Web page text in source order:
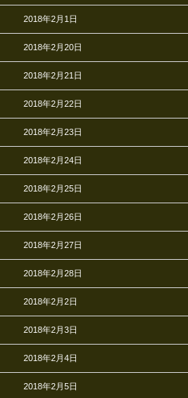
2018年2月1日
2018年2月20日
2018年2月21日
2018年2月22日
2018年2月23日
2018年2月24日
2018年2月25日
2018年2月26日
2018年2月27日
2018年2月28日
2018年2月2日
2018年2月3日
2018年2月4日
2018年2月5日